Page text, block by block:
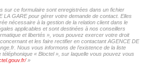
sur ce formulaire sont enregistrées dans un fichier
LA GARE pour gérer votre demande de contact. Elles
nécessaire à la gestion de la relation client dans le
applicables et sont destinées à nos conseillers
et libertés », vous pouvez exercer votre droit
et les faire rectifier en contactant AGENCE DE
Nous vous informons de l'existence de la liste
téléphonique « Bloctel », sur laquelle vous pouvez vous
»